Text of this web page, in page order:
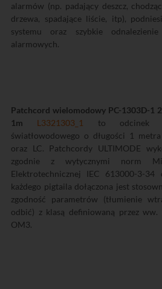
alarmów (np. padający deszcz,
drzewa, spadające liście, itp),
systemu oraz szybkie
alarmowych.
Patchcord wielomodowy PC-1303D-1
1m
L3321303_1
to odcinek
światłowodowego o długości 1 metra
oraz LC. Patchcordy ULTIMODE
zgodnie z wytycznymi norm
Elektrotechnicznej IEC 613000-3-
każdego pigtaila dołączona jest
zgodność parametrów (tłumienie
odbić) z klasą definiowaną przez ww.
OM3.